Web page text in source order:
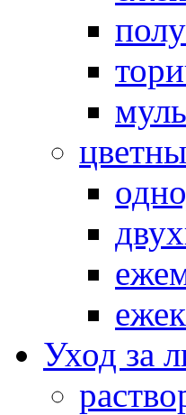
Уход за